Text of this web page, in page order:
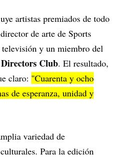
artistas premiados de todo
de arte de Sports
y un miembro del
Club. El resultado,
claro: "Cuarenta y ocho
de esperanza, unidad y
variedad de
Para la edición